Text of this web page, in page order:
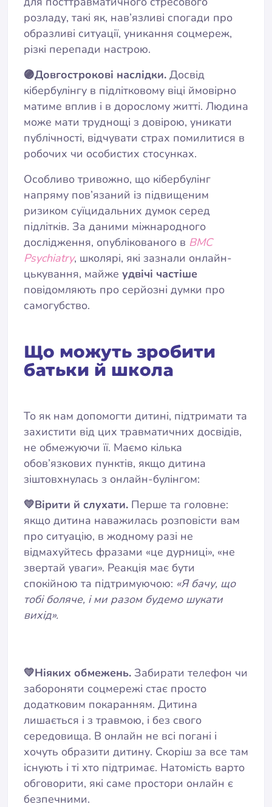
розладу, такі як, нав’язливі спогади про
образливі ситуації, уникання соцмереж,
різкі перепади настрою.
🟣Довгострокові наслідки. Досвід
кібербулінгу в підлітковому віці ймовірно
матиме вплив і в дорослому житті. Людина
може мати труднощі з довірою, уникати
публічності, відчувати страх помилитися в
робочих чи особистих стосунках.
Особливо тривожно, що кібербулінг
напряму пов’язаний із підвищеним
ризиком суїцидальних думок серед
підлітків. За даними міжнародного
дослідження, опублікованого в BMC
Psychiatry, школярі, які зазнали онлайн-
цькування, майже удвічі частіше
повідомляють про серйозні думки про
самогубство.
Що можуть зробити
батьки й школа
То як нам допомогти дитині, підтримати та
захистити від цих травматичних досвідів,
не обмежуючи її. Маємо кілька
обов’язкових пунктів, якщо дитина
зіштовхнулась з онлайн-булінгом:
💛Вірити й слухати. Перше та головне:
якщо дитина наважилась розповісти вам
про ситуацію, в жодному разі не
відмахуйтесь фразами «це дурниці», «не
звертай уваги». Реакція має бути
спокійною та підтримуючою: «Я бачу, що
тобі боляче, і ми разом будемо шукати
вихід».
💛Ніяких обмежень. Забирати телефон чи
забороняти соцмережі стає просто
додатковим покаранням. Дитина
лишається і з травмою, і без свого
середовища. В онлайн не всі погані і
хочуть образити дитину. Скоріш за все там
існують і ті хто підтримає. Натомість варто
обговорити, які саме простори онлайн є
безпечними.